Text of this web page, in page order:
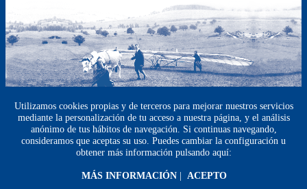
Utilizamos cookies propias y de terceros para mejorar nuestros servicios
mediante la personalización de tu acceso a nuestra página, y el análisis
anónimo de tus hábitos de navegación. Si continuas navegando,
consideramos que aceptas su uso. Puedes cambiar la configuración u
obtener más información pulsando aquí:
MÁS INFORMACIÓN| ACEPTO